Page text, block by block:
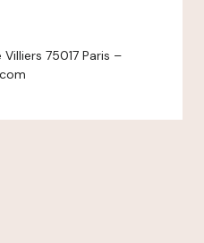
75017 Paris –